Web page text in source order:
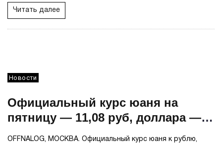
Читать далее
Новости
Официальный курс юаня на
пятницу — 11,08 руб, доллара —
77,88 руб, евро — 91,89 руб
OFFNALOG, МОСКВА. Официальный курс юаня к рублю,